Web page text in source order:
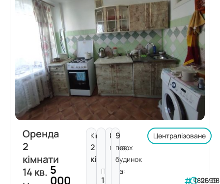
Оренда
2
кімнати
14 кв. 5
000
Кімнат:
2
кімнати
Площа:
14
8
поверх
9
пов.
будинок
Централізоване
182599